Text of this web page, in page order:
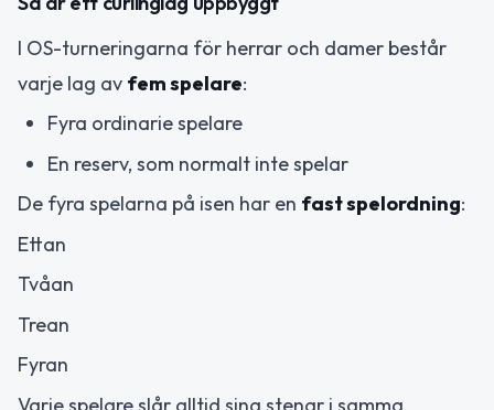
I OS-turneringarna för herrar och damer består
varje lag av fem spelare:
Fyra ordinarie spelare
En reserv, som normalt inte spelar
De fyra spelarna på isen har en fast spelordning:
Ettan
Tvåan
Trean
Fyran
Varje spelare slår alltid sina stenar i samma